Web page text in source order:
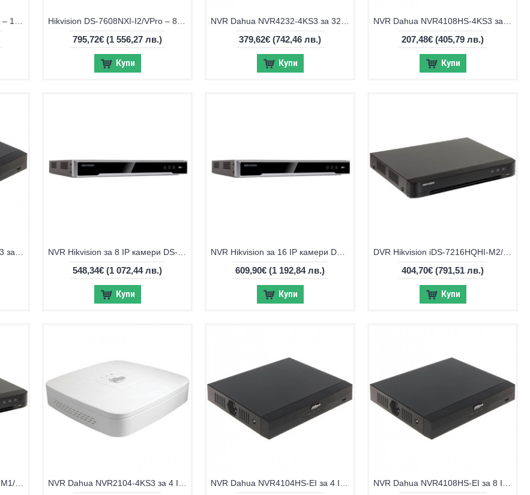
795,72€ (1 556,27 лв.)
Купи
379,62€ (742,46 лв.)
Купи
207,48€ (405,79 лв.)
Купи
548,34€ (1 072,44 лв.)
Купи
609,90€ (1 192,84 лв.)
Купи
404,70€ (791,51 лв.)
Купи